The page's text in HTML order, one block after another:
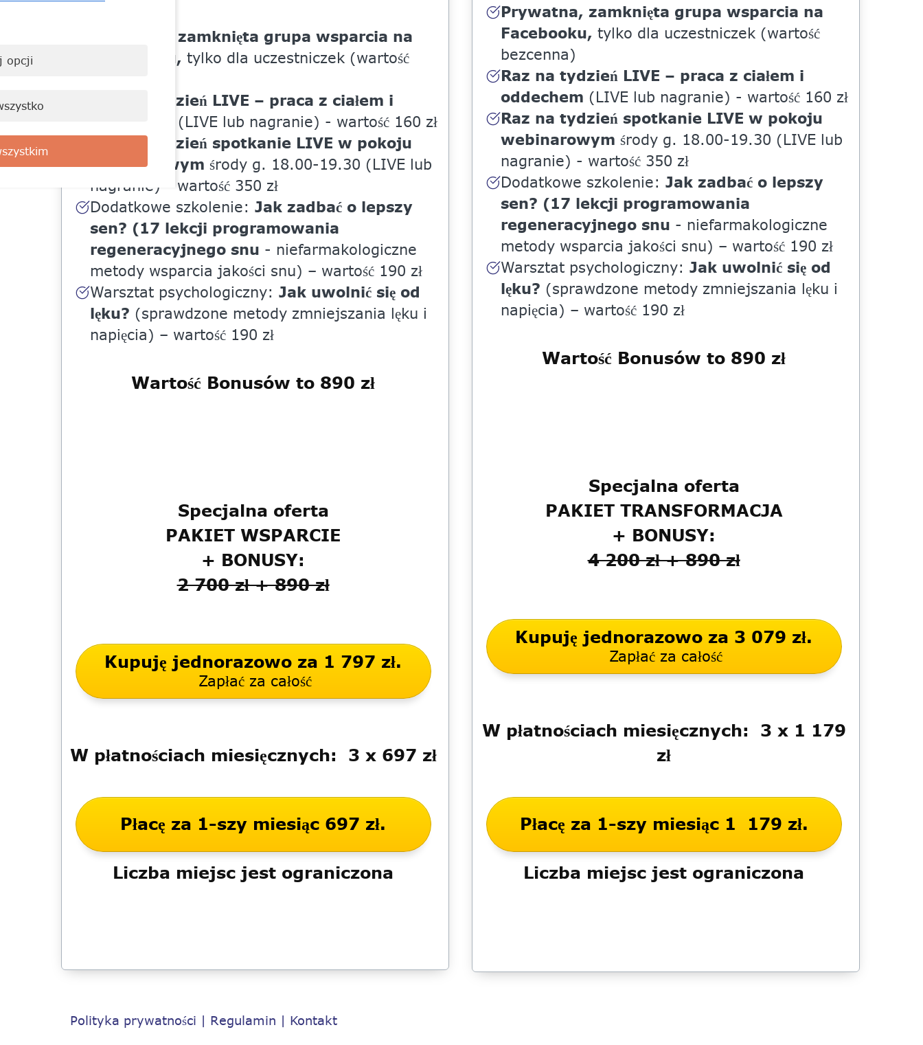
Prywatna, zamknięta grupa wsparcia na
Facebooku, tylko dla uczestniczek (wartość
Raz na tydzień LIVE – praca z ciałem i
(LIVE lub nagranie) - wartość 160 zł
Raz na tydzień spotkanie LIVE w pokoju
webinarowym środy g. 18.00-19.30 (LIVE lub
nagranie) - wartość 350 zł
Dodatkowe szkolenie: Jak zadbać o lepszy
sen? (17 lekcji programowania
regeneracyjnego snu - niefarmakologiczne
metody wsparcia jakości snu) – wartość 190 zł
Warsztat psychologiczny: Jak uwolnić się od
lęku? (sprawdzone metody zmniejszania lęku i
napięcia) – wartość 190 zł
Wartość Bonusów to 890 zł
Specjalna oferta
PAKIET WSPARCIE
+ BONUSY:
2 700 zł + 890 zł
Kupuję jednorazowo za 1 797 zł.
Zapłać za całość
W płatnościach miesięcznych: 3 x 697 zł
Płacę za 1-szy miesiąc 697 zł.
Liczba miejsc jest ograniczona
Prywatna, zamknięta grupa wsparcia na
Facebooku, tylko dla uczestniczek (wartość
bezcenna)
Raz na tydzień LIVE – praca z ciałem i
oddechem (LIVE lub nagranie) - wartość 160 zł
Raz na tydzień spotkanie LIVE w pokoju
webinarowym środy g. 18.00-19.30 (LIVE lub
nagranie) - wartość 350 zł
Dodatkowe szkolenie: Jak zadbać o lepszy
sen? (17 lekcji programowania
regeneracyjnego snu - niefarmakologiczne
metody wsparcia jakości snu) – wartość 190 zł
Warsztat psychologiczny: Jak uwolnić się od
lęku? (sprawdzone metody zmniejszania lęku i
napięcia) – wartość 190 zł
Wartość Bonusów to 890 zł
Specjalna oferta
PAKIET TRANSFORMACJA
+ BONUSY:
4 200 zł + 890 zł
Kupuję jednorazowo za 3 079 zł.
Zapłać za całość
W płatnościach miesięcznych: 3 x 1 179
zł
Płacę za 1-szy miesiąc 1 179 zł.
Liczba miejsc jest ograniczona
Polityka prywatności | Regulamin | Kontakt
opcji